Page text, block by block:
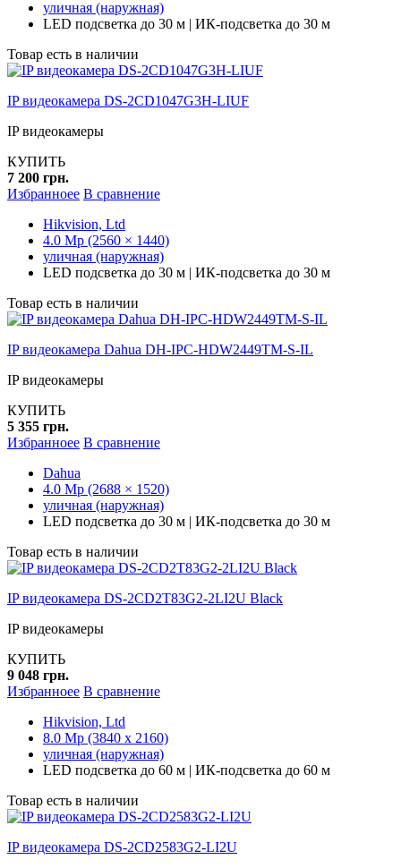
уличная (наружная)
LED подсветка до 30 м | ИК-подсветка до 30 м
Товар есть в наличии
IP видеокамера DS-2CD1047G3H-LIUF
IP видеокамеры
КУПИТЬ
7 200 грн.
Избранноее В сравнение
Hikvision, Ltd
4.0 Mp (2560 × 1440)
уличная (наружная)
LED подсветка до 30 м | ИК-подсветка до 30 м
Товар есть в наличии
IP видеокамера Dahua DH-IPC-HDW2449TM-S-IL
IP видеокамеры
КУПИТЬ
5 355 грн.
Избранноее В сравнение
Dahua
4.0 Mp (2688 × 1520)
уличная (наружная)
LED подсветка до 30 м | ИК-подсветка до 30 м
Товар есть в наличии
IP видеокамера DS-2CD2T83G2-2LI2U Black
IP видеокамеры
КУПИТЬ
9 048 грн.
Избранноее В сравнение
Hikvision, Ltd
8.0 Mp (3840 x 2160)
уличная (наружная)
LED подсветка до 60 м | ИК-подсветка до 60 м
Товар есть в наличии
IP видеокамера DS-2CD2583G2-LI2U